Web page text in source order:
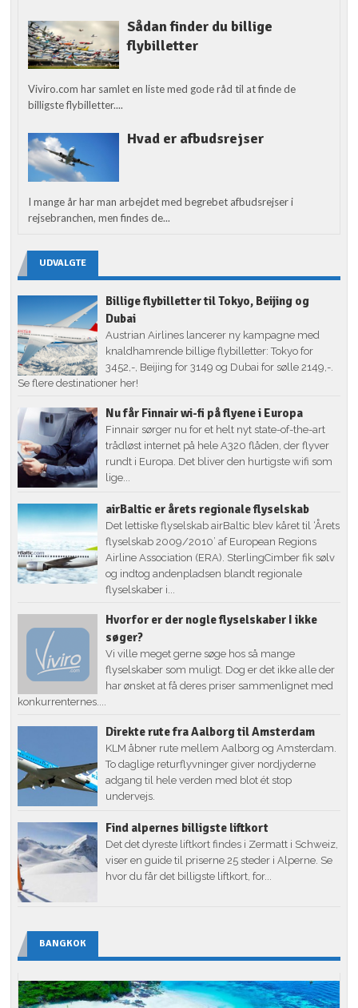
Sådan finder du billige
flybilletter
Viviro.com har samlet en liste med gode råd til at finde de
billigste flybilletter....
Hvad er afbudsrejser
I mange år har man arbejdet med begrebet afbudsrejser i
rejsebranchen, men findes de...
UDVALGTE
Billige flybilletter til Tokyo, Beijing og
Dubai
Austrian Airlines lancerer ny kampagne med
knaldhamrende billige flybilletter: Tokyo for
3452,-, Beijing for 3149 og Dubai for sølle 2149,-.
Se flere destinationer her!
Nu får Finnair wi-fi på flyene i Europa
Finnair sørger nu for et helt nyt state-of-the-art
trådløst internet på hele A320 flåden, der flyver
rundt i Europa. Det bliver den hurtigste wifi som
lige...
airBaltic er årets regionale flyselskab
Det lettiske flyselskab airBaltic blev kåret til ‘Årets
flyselskab 2009/2010’ af European Regions
Airline Association (ERA). SterlingCimber fik sølv
og indtog andenpladsen blandt regionale
flyselskaber i...
Hvorfor er der nogle flyselskaber I ikke
søger?
Vi ville meget gerne søge hos så mange
flyselskaber som muligt. Dog er det ikke alle der
har ønsket at få deres priser sammenlignet med
konkurrenternes....
Direkte rute fra Aalborg til Amsterdam
KLM åbner rute mellem Aalborg og Amsterdam.
To daglige returflyvninger giver nordjyderne
adgang til hele verden med blot ét stop
undervejs.
Find alpernes billigste liftkort
Det det dyreste liftkort findes i Zermatt i Schweiz,
viser en guide til priserne 25 steder i Alperne. Se
hvor du får det billigste liftkort, for...
BANGKOK